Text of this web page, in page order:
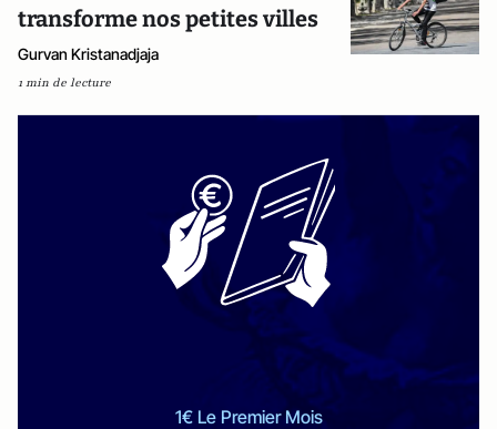
transforme nos petites villes
Gurvan Kristanadjaja
1 min de lecture
1€ Le Premier Mois